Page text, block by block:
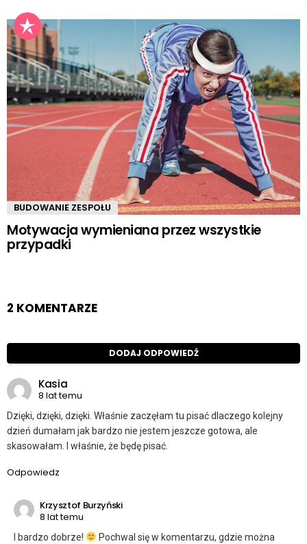
BUDOWANIE ZESPOŁU
Motywacja wymieniana przez wszystkie
przypadki
2 KOMENTARZE
DODAJ ODPOWIEDŹ
Kasia
8 lat temu
Dzięki, dzięki, dzięki. Właśnie zaczęłam tu pisać dlaczego kolejny
dzień dumałam jak bardzo nie jestem jeszcze gotowa, ale
skasowałam. I właśnie, że będę pisać.
Odpowiedz
Krzysztof Burzyński
8 lat temu
I bardzo dobrze!
Pochwal się w komentarzu, gdzie można